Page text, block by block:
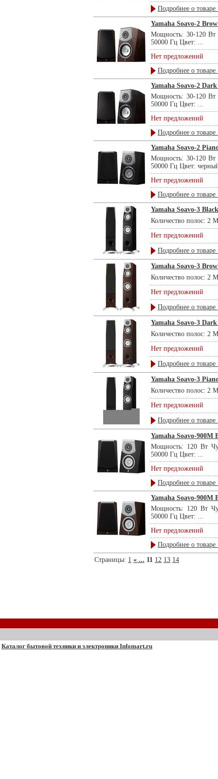
Подробнее о товаре
Yamaha Soavo-2
Мощность: 30-120 Вт
50000 Гц Цвет: ...
Нет предложений
Подробнее о товаре
Yamaha Soavo-2
Мощность: 30-120 Вт
50000 Гц Цвет: ...
Нет предложений
Подробнее о товаре
Yamaha Soavo-2
Мощность: 30-120 Вт
50000 Гц Цвет:
Нет предложений
Подробнее о товаре
Yamaha Soavo-3 Black
Количество полос: 2
Нет предложений
Подробнее о товаре
Yamaha Soavo-3
Количество полос: 2
Нет предложений
Подробнее о товаре
Yamaha Soavo-3
Количество полос: 2
Нет предложений
Подробнее о товаре
Yamaha Soavo-3
Количество полос: 2
Нет предложений
Подробнее о товаре
Yamaha Soavo-900M
Мощность: 120 Вт
50000 Гц Цвет: ...
Нет предложений
Подробнее о товаре
Yamaha Soavo-900M
Мощность: 120 Вт
50000 Гц Цвет: ...
Нет предложений
Подробнее о товаре
Страницы: 1 « ... 11 12 13 14
Каталог бытовой техники и электроники Infomart.ru